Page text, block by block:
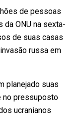
de pessoas
da ONU na sexta-
de suas casas
russa em
planejado suas
no pressuposto
ucranianos